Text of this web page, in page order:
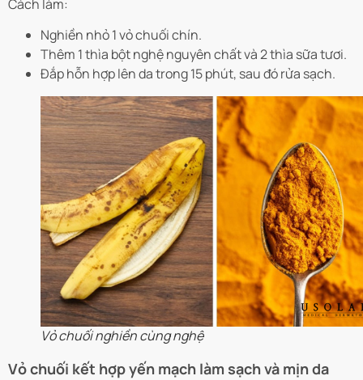
Cách làm:
Nghiền nhỏ 1 vỏ chuối chín.
Thêm 1 thìa bột nghệ nguyên chất và 2 thìa sữa tươi.
Đắp hỗn hợp lên da trong 15 phút, sau đó rửa sạch.
Vỏ chuối nghiền cùng nghệ
Vỏ chuối kết hợp yến mạch làm sạch và mịn da